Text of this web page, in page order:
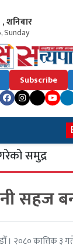
शनिबार
Sunday
Subscribe
समुद्र
सहज
। २०८० कात्तिक ३